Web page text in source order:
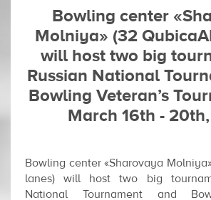
Bowling center
Molniya» (32
will host two big
Russian National
Bowling Veteran’s
March 16th -
Bowling center «Sharovaya
lanes) will host two big
National Tournament and